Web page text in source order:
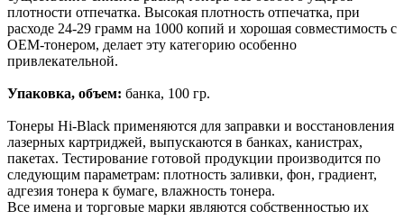
плотности отпечатка. Высокая плотность отпечатка, при
расходе 24-29 грамм на 1000 копий и хорошая совместимость с
ОЕМ-тонером, делает эту категорию особенно
привлекательной.
Упаковка, объем: банка, 100 гр.
Тонеры Hi-Black применяются для заправки и восстановления
лазерных картриджей, выпускаются в банках, канистрах,
пакетах. Тестирование готовой продукции производится по
следующим параметрам: плотность заливки, фон, градиент,
адгезия тонера к бумаге, влажность тонера.
Все имена и торговые марки являются собственностью их